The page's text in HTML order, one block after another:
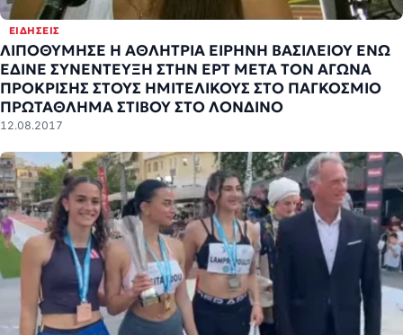
ΕΙΔΉΣΕΙΣ
ΛΙΠΟΘΥΜΗΣΕ Η ΑΘΛΗΤΡΙΑ ΕΙΡΗΝΗ ΒΑΣΙΛΕΙΟΥ ΕΝΩ
ΕΔΙΝΕ ΣΥΝΕΝΤΕΥΞΗ ΣΤΗΝ ΕΡΤ ΜΕΤΑ ΤΟΝ ΑΓΩΝΑ
ΠΡΟΚΡΙΣΗΣ ΣΤΟΥΣ ΗΜΙΤΕΛΙΚΟΥΣ ΣΤΟ ΠΑΓΚΟΣΜΙΟ
ΠΡΩΤΑΘΛΗΜΑ ΣΤΙΒΟΥ ΣΤΟ ΛΟΝΔΙΝΟ
12.08.2017